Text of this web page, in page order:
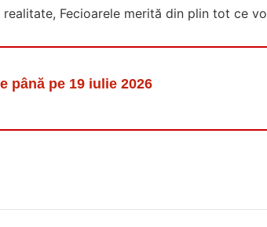
Fecioarele merită din plin tot ce
până pe 19 iulie 2026